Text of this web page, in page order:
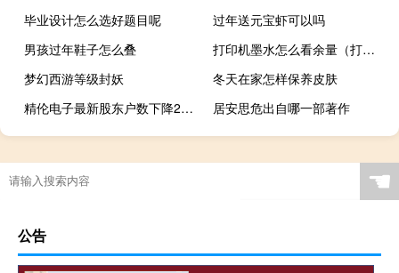
毕业设计怎么选好题目呢
过年送元宝虾可以吗
男孩过年鞋子怎么叠
打印机墨水怎么看余量（打印机墨水怎样能洗掉）
梦幻西游等级封妖
冬天在家怎样保养皮肤
精伦电子最新股东户数下降25.95%
居安思危出自哪一部著作
☚
公告